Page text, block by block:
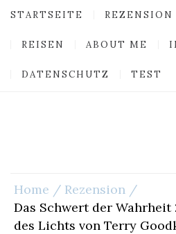
STARTSEITE REZENSION
REISEN ABOUT ME
DATENSCHUTZ TEST
Home
Rezension
Das Schwert der Wahrheit
des Lichts von Terry